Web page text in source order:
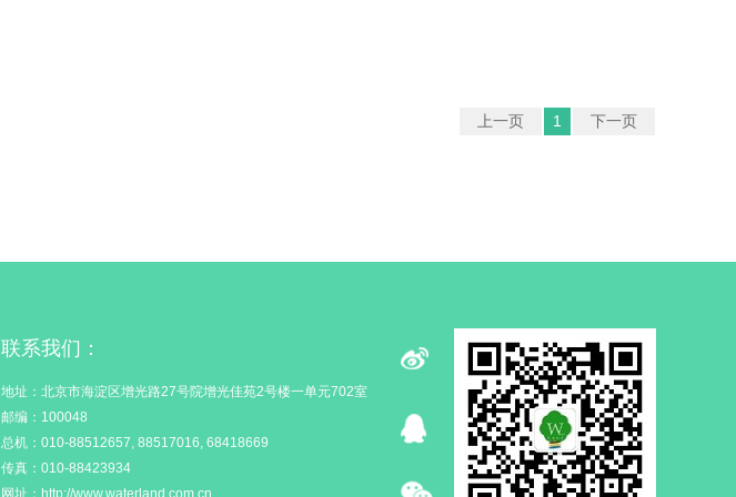
上一页 1 下一页
联系我们：
地址：北京市海淀区增光路27号院增光佳苑2号楼一单元702室
邮编：100048
总机：010-88512657, 88517016, 68418669
传真：010-88423934
网址：http://www.waterland.com.cn